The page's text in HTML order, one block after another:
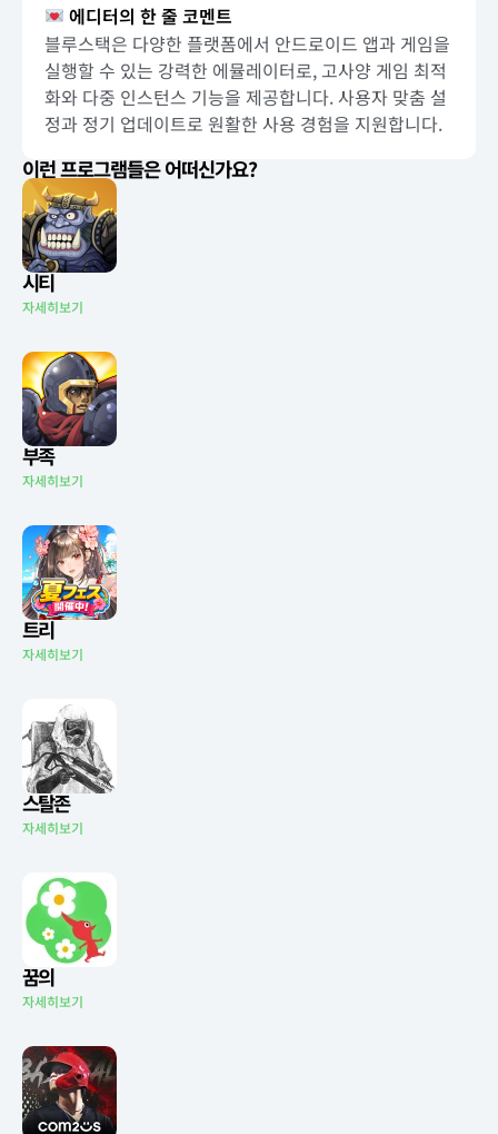
에디터의 한 줄 코멘트
블루스택은 다양한 플랫폼에서 안드로이드 앱과 게임을
실행할 수 있는 강력한 에뮬레이터로, 고사양 게임 최적
화와 다중 인스턴스 기능을 제공합니다. 사용자 맞춤 설
정과 정기 업데이트로 원활한 사용 경험을 지원합니다.
이런 프로그램들은 어떠신가요?
시티
자세히보기
부족
자세히보기
트리
자세히보기
스탈존
자세히보기
꿈의
자세히보기